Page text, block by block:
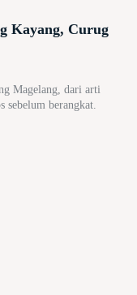
Kayang, Curug
Magelang, dari arti
sebelum berangkat.